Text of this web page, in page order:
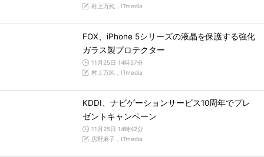
村上万純，ITmedia
FOX、iPhone 5シリーズの液晶を保護する強化
ガラス製プロテクター
11月25日 14時57分
村上万純，ITmedia
KDDI、ナビゲーションサービス10周年でプレ
ゼントキャンペーン
11月25日 14時42分
房野麻子，ITmedia